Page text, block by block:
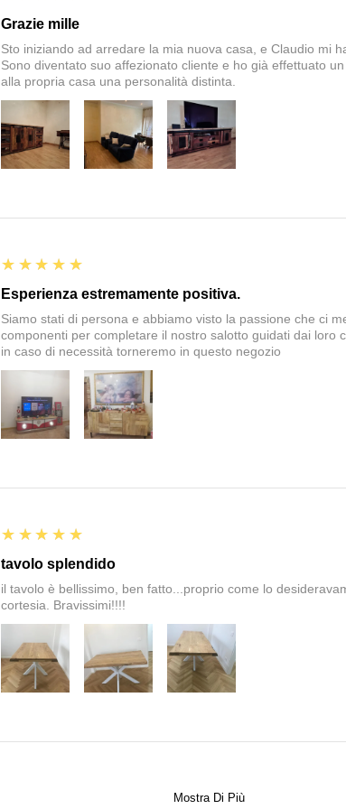
Grazie mille
Sto iniziando ad arredare la mia nuova casa, e Claudio mi
Sono diventato suo affezionato cliente e ho già effettuato
alla propria casa una personalità distinta.
5
★★★★★
Esperienza estremamente positiva.
Siamo stati di persona e abbiamo visto la passione che ci
componenti per completare il nostro salotto guidati dai loro
in caso di necessità torneremo in questo negozio
5
★★★★★
tavolo splendido
il tavolo è bellissimo, ben fatto...proprio come lo
cortesia. Bravissimi!!!!
Mostra Di Più